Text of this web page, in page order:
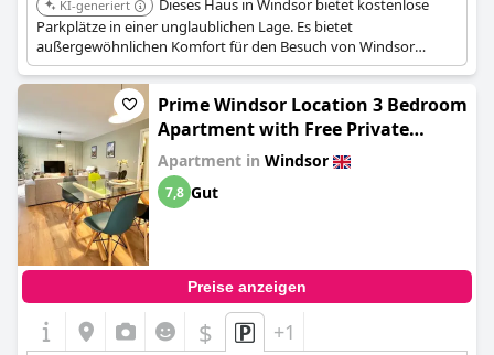
KI-generiert
Dieses Haus in Windsor bietet kostenlose
Parkplätze in einer unglaublichen Lage. Es bietet
außergewöhnlichen Komfort für den Besuch von Windsor
Castle, Legoland und Ascot und gewährleistet einen einfachen
Zugang zu wichtigen Zielen.
Prime Windsor Location 3 Bedroom
Apartment with Free Private
Parking
Apartment in Windsor
7,8 Gut
Preise anzeigen
$ +1